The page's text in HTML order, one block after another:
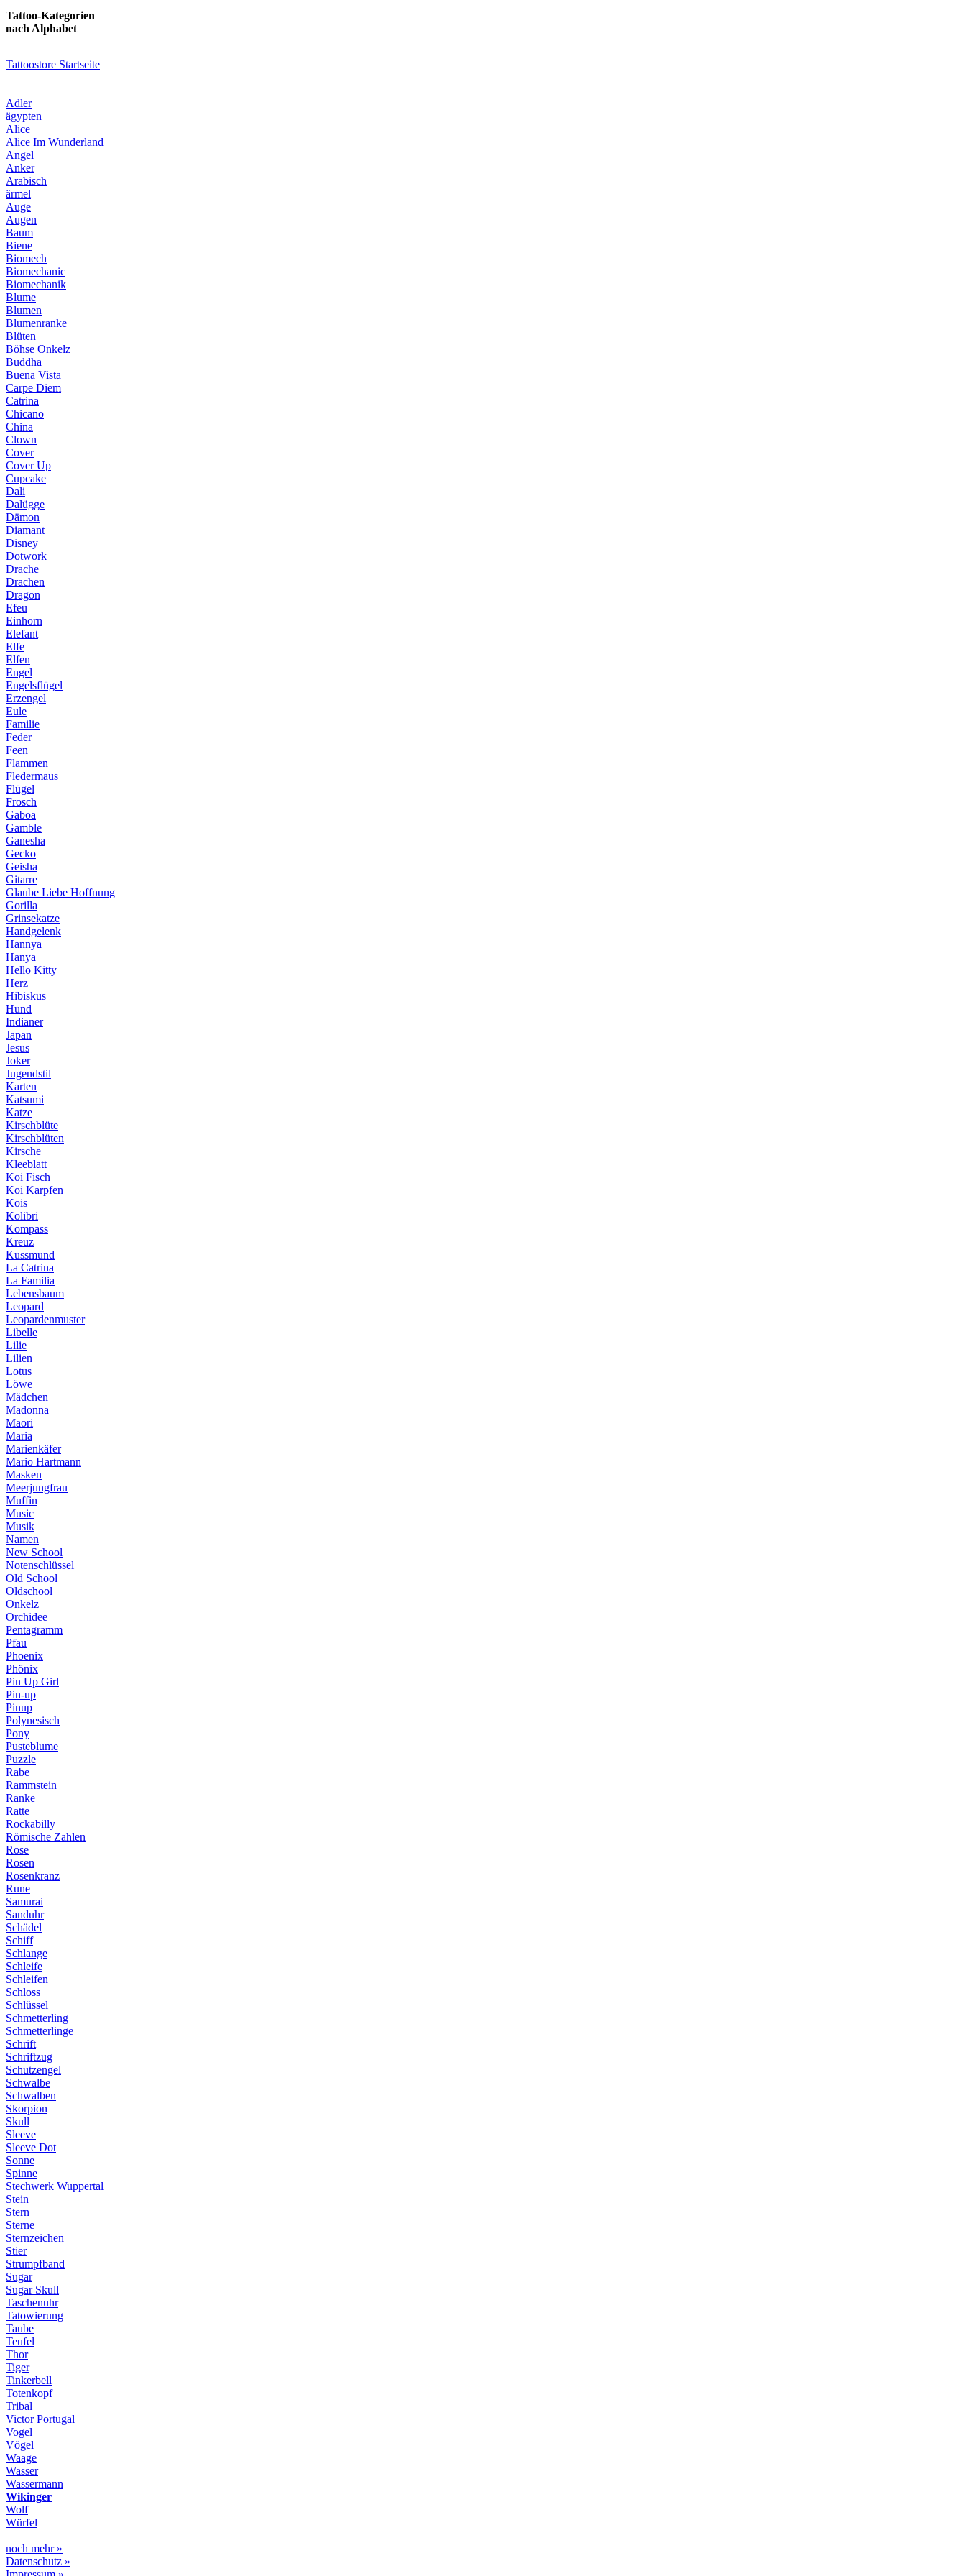
Tattoo-Kategorien
nach Alphabet
Tattoostore Startseite
Adler
ägypten
Alice
Alice Im Wunderland
Angel
Anker
Arabisch
ärmel
Auge
Augen
Baum
Biene
Biomech
Biomechanic
Biomechanik
Blume
Blumen
Blumenranke
Blüten
Böhse Onkelz
Buddha
Buena Vista
Carpe Diem
Catrina
Chicano
China
Clown
Cover
Cover Up
Cupcake
Dali
Dalügge
Dämon
Diamant
Disney
Dotwork
Drache
Drachen
Dragon
Efeu
Einhorn
Elefant
Elfe
Elfen
Engel
Engelsflügel
Erzengel
Eule
Familie
Feder
Feen
Flammen
Fledermaus
Flügel
Frosch
Gaboa
Gamble
Ganesha
Gecko
Geisha
Gitarre
Glaube Liebe Hoffnung
Gorilla
Grinsekatze
Handgelenk
Hannya
Hanya
Hello Kitty
Herz
Hibiskus
Hund
Indianer
Japan
Jesus
Joker
Jugendstil
Karten
Katsumi
Katze
Kirschblüte
Kirschblüten
Kirsche
Kleeblatt
Koi Fisch
Koi Karpfen
Kois
Kolibri
Kompass
Kreuz
Kussmund
La Catrina
La Familia
Lebensbaum
Leopard
Leopardenmuster
Libelle
Lilie
Lilien
Lotus
Löwe
Mädchen
Madonna
Maori
Maria
Marienkäfer
Mario Hartmann
Masken
Meerjungfrau
Muffin
Music
Musik
Namen
New School
Notenschlüssel
Old School
Oldschool
Onkelz
Orchidee
Pentagramm
Pfau
Phoenix
Phönix
Pin Up Girl
Pin-up
Pinup
Polynesisch
Pony
Pusteblume
Puzzle
Rabe
Rammstein
Ranke
Ratte
Rockabilly
Römische Zahlen
Rose
Rosen
Rosenkranz
Rune
Samurai
Sanduhr
Schädel
Schiff
Schlange
Schleife
Schleifen
Schloss
Schlüssel
Schmetterling
Schmetterlinge
Schrift
Schriftzug
Schutzengel
Schwalbe
Schwalben
Skorpion
Skull
Sleeve
Sleeve Dot
Sonne
Spinne
Stechwerk Wuppertal
Stein
Stern
Sterne
Sternzeichen
Stier
Strumpfband
Sugar
Sugar Skull
Taschenuhr
Tatowierung
Taube
Teufel
Thor
Tiger
Tinkerbell
Totenkopf
Tribal
Victor Portugal
Vogel
Vögel
Waage
Wasser
Wassermann
Wikinger
Wolf
Würfel
noch mehr »
Datenschutz »